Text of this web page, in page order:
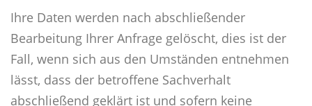
Ihre Daten werden nach abschließender
Bearbeitung Ihrer Anfrage gelöscht, dies ist der
Fall, wenn sich aus den Umständen entnehmen
lässt, dass der betroffene Sachverhalt
abschließend geklärt ist und sofern keine